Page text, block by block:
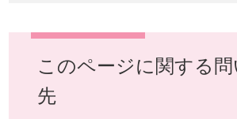
このページに関する
先